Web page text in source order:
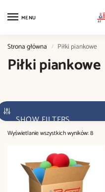
MENU
Strona główna / Piłki piankowe
Piłki piankowe
SHOW FILTERS
Wyświetlanie wszystkich wyników: 8